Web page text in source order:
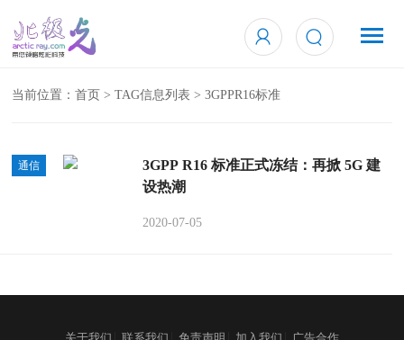
当前位置：首页 > TAG信息列表 > 3GPPR16标准
通信
3GPP R16 标准正式冻结：再掀 5G 建
设热潮
2020-07-05